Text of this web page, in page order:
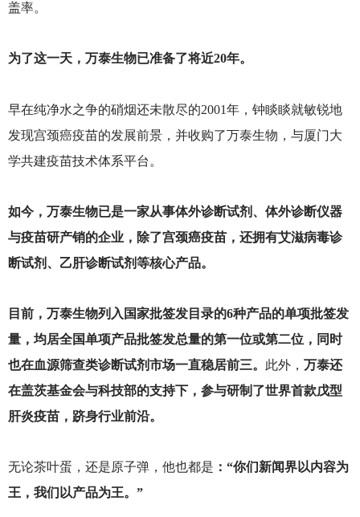
盖率。
为了这一天，万泰生物已准备了将近20年。
早在纯净水之争的硝烟还未散尽的2001年，钟睒睒就敏锐地
发现宫颈癌疫苗的发展前景，并收购了万泰生物，与厦门大
学共建疫苗技术体系平台。
如今，万泰生物已是一家从事体外诊断试剂、体外诊断仪器
与疫苗研产销的企业，除了宫颈癌疫苗，还拥有艾滋病毒诊
断试剂、乙肝诊断试剂等核心产品。
目前，万泰生物列入国家批签发目录的6种产品的单项批签发
量，均居全国单项产品批签发总量的第一位或第二位，同时
也在血源筛查类诊断试剂市场一直稳居前三。 此外， 万泰还
在盖茨基金会与科技部的支持下，参与研制了世界首款戊型
肝炎疫苗，跻身行业前沿。
无论茶叶蛋，还是原子弹，他也都是 ：“你们新闻界以内容为
王，我们以产品为王。”